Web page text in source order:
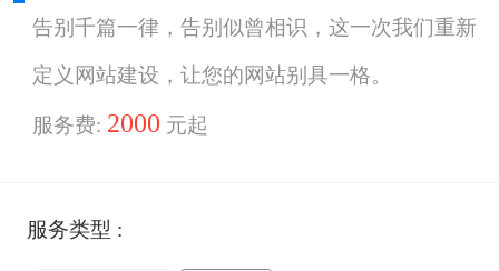
告别千篇一律，告别似曾相识，这一次我们重新
定义网站建设，让您的网站别具一格。
服务费: 2000 元起
服务类型 :